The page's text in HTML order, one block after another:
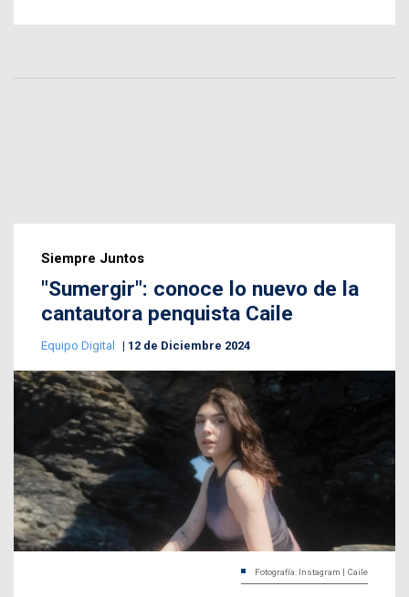
Siempre Juntos
"Sumergir": conoce lo nuevo de la
cantautora penquista Caile
Equipo Digital 12 de Diciembre 2024
Fotografía: Instagram | Caile